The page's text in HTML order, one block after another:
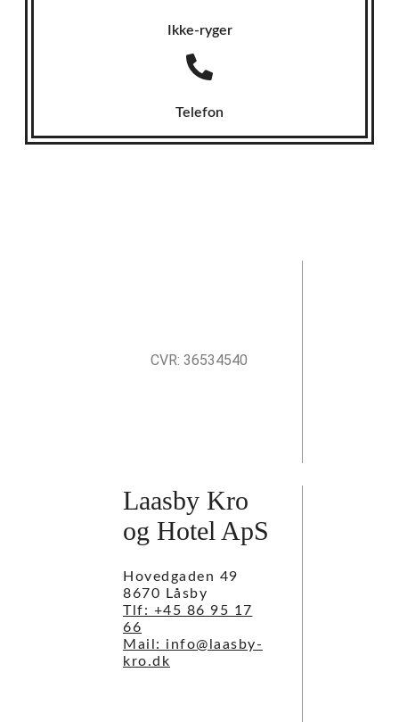
Ikke-ryger
Telefon
CVR: 36534540
Laasby Kro
og Hotel ApS
Hovedgaden 49
8670 Låsby
Tlf: +45 86 95 17
66
Mail: info@laasby-
kro.dk